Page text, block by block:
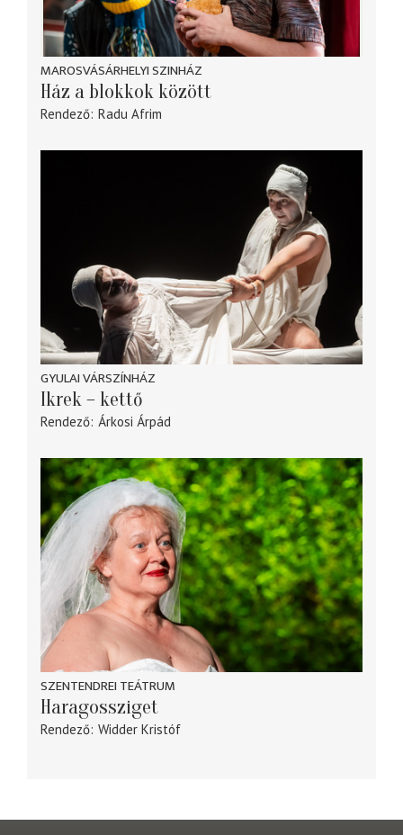
MAROSVÁSÁRHELYI SZINHÁZ
Ház a blokkok között
Rendező Radu Afrim
GYULAI VÁRSZÍNHÁZ
Ikrek – kettő
Rendező Árkosi Árpád
SZENTENDREI TEÁTRUM
Haragossziget
Rendező Widder Kristóf